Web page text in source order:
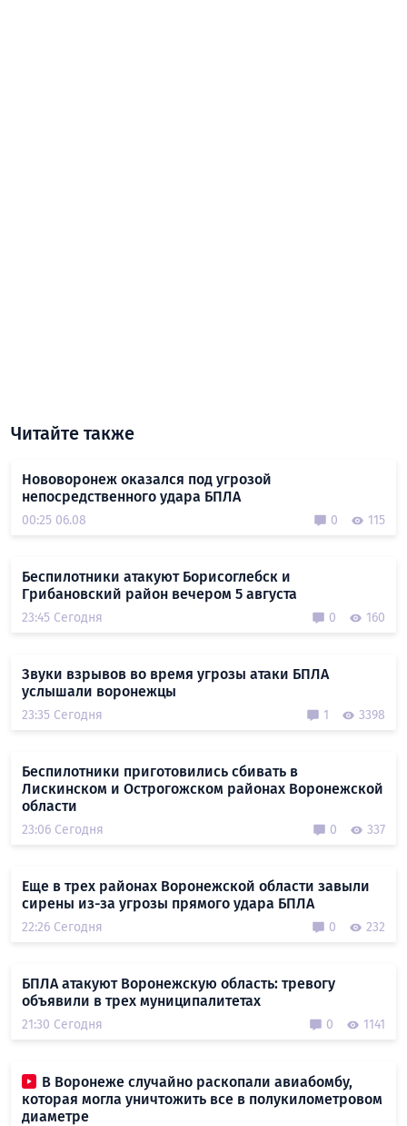
Читайте также
Нововоронеж оказался под угрозой
непосредственного удара БПЛА
00:25 06.08 0 115
Беспилотники атакуют Борисоглебск и
Грибановский район вечером 5 августа
23:45 Сегодня 0 160
Звуки взрывов во время угрозы атаки БПЛА
услышали воронежцы
23:35 Сегодня 1 3398
Беспилотники приготовились сбивать в
Лискинском и Острогожском районах Воронежской
области
23:06 Сегодня 0 337
Еще в трех районах Воронежской области завыли
сирены из-за угрозы прямого удара БПЛА
22:26 Сегодня 0 232
БПЛА атакуют Воронежскую область: тревогу
объявили в трех муниципалитетах
21:30 Сегодня 0 1141
В Воронеже случайно раскопали авиабомбу,
которая могла уничтожить все в полукилометровом
диаметре